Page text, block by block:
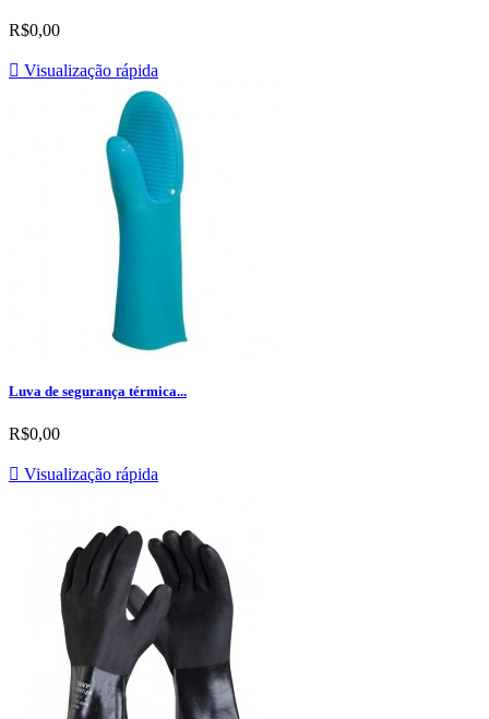
R$0,00
 Visualização rápida
Luva de segurança térmica...
R$0,00
 Visualização rápida